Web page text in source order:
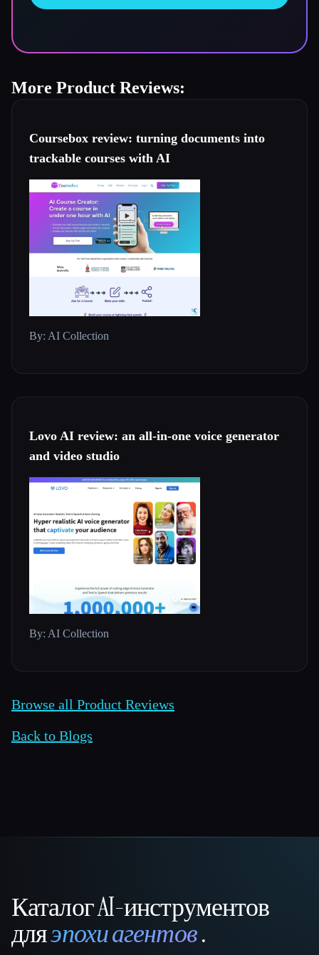
More Product Reviews:
Coursebox review: turning documents into
trackable courses with AI
By: AI Collection
Lovo AI review: an all-in-one voice generator
and video studio
By: AI Collection
Browse all Product Reviews
Back to Blogs
That AI Collection
Каталог AI-инструментов
дляэпохи агентов.